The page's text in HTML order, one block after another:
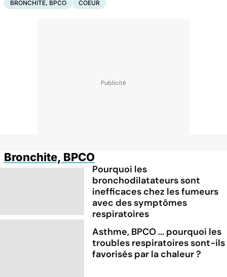
BRONCHITE, BPCO COEUR
Bronchite, BPCO
Pourquoi les
bronchodilatateurs sont
inefficaces chez les fumeurs
avec des symptômes
respiratoires
Asthme, BPCO ... pourquoi les
troubles respiratoires sont-ils
favorisés par la chaleur ?